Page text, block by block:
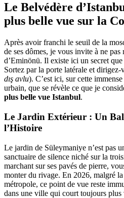
Le Belvédère
plus belle vue sur la
Après avoir franchi le seuil de la
de ses dômes, je vous invite à ne
d’Eminönü. Il existe ici un secret que
Sortez par la porte latérale et
dış avlu). C’est ici, sur cette
urbain, que se révèle ce que je
plus belle vue Istanbul.
Le Jardin Extérieur : Un
l’Histoire
Le jardin de Süleymaniye n’est pas
sanctuaire de silence niché sur la
marchant sur ses pavés de pierre,
monter du rivage. En 2026, malgré
métropole, ce point de vue reste
dans une ville qui court toujours plus